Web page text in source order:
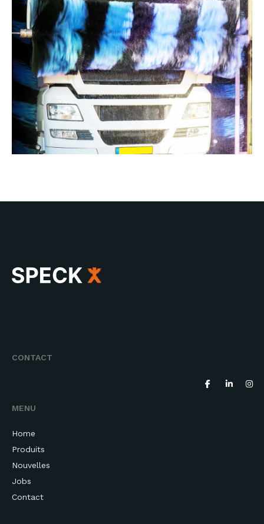
CONTACT
MENU
Home
Produits
Nouvelles
Jobs
Contact